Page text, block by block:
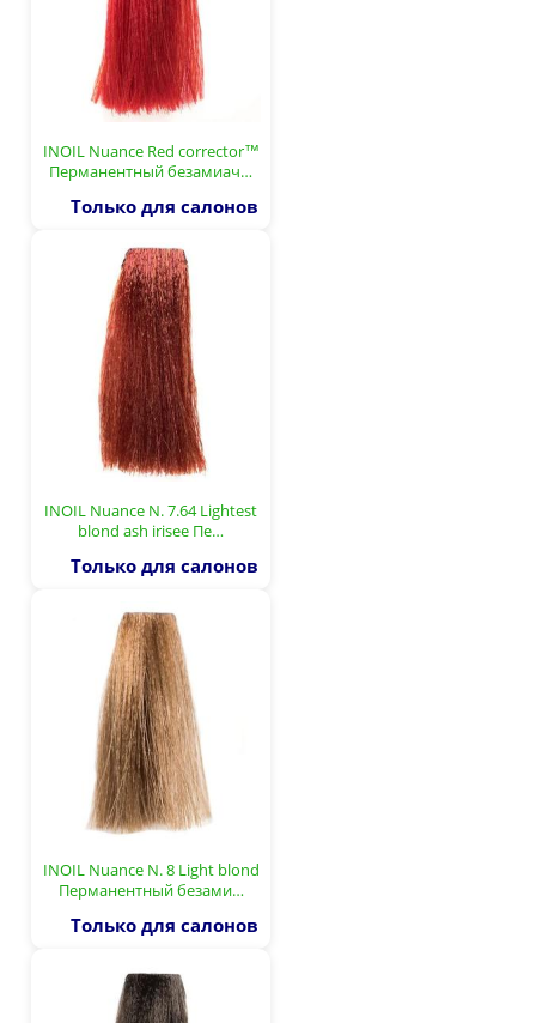
INOIL Nuance Red corrector™
Перманентный безамиач…
Только для салонов
INOIL Nuance N. 7.64 Lightest
blond ash irisee Пе…
Только для салонов
INOIL Nuance N. 8 Light blond
Перманентный безами…
Только для салонов